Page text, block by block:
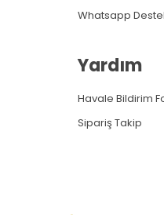
Whatsapp
Yardım
Havale Bildirim
Sipariş Takip